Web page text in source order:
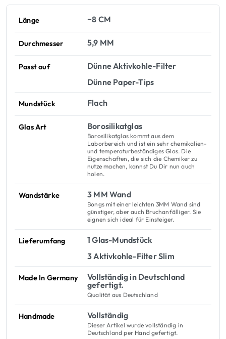
Länge ~8 CM
Durchmesser 5,9 MM
Passt auf
Dünne Aktivkohle-Filter
Dünne Paper-Tips
Mundstück Flach
Glas Art Borosilikatglas
Borosilikatglas kommt aus dem
Laborbereich und ist ein sehr chemikalien-
und temperaturbeständiges Glas. Die
Eigenschaften, die sich die Chemiker zu
nutze machen, kannst Du Dir nun auch
holen.
Wandstärke 3 MM Wand
Bongs mit einer leichten 3MM Wand sind
günstiger, aber auch Bruchanfälliger. Sie
eignen sich ideal für Einsteiger.
Lieferumfang
1 Glas-Mundstück
3 Aktivkohle-Filter Slim
Made In Germany
Vollständig in Deutschland
gefertigt.
Qualität aus Deutschland
Handmade Vollständig
Dieser Artikel wurde vollständig in
Deutschland per Hand gefertigt.